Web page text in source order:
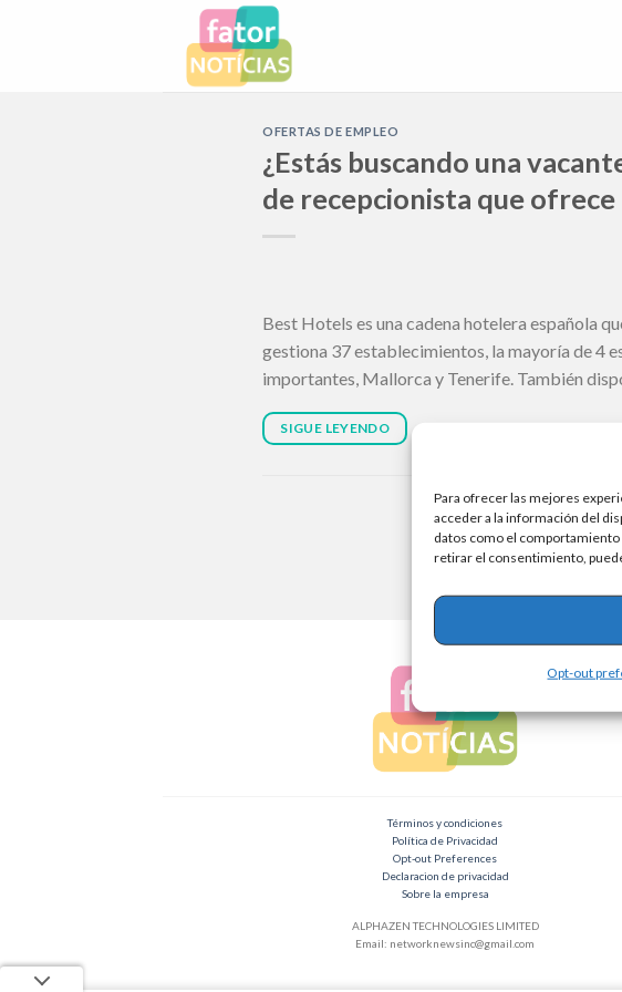
Para ofrecer las mejores
acceder a la información del
datos como el
retirar el consentimiento,
Opt-out
OFERTAS DE EMPLEO
¿Estás buscando una
de recepcionista que
Best Hotels es una cadena hotelera española
gestiona 37 establecimientos, la mayoría de 4
importantes, Mallorca y Tenerife. También
SIGUE LEYENDO
Términos y condiciones
Política de Privacidad
Opt-out Preferences
Declaracion de privacidad
Sobre la empresa
ALPHAZEN TECHNOLOGIES LIMITED
Email: networknewsinc@gmail.com